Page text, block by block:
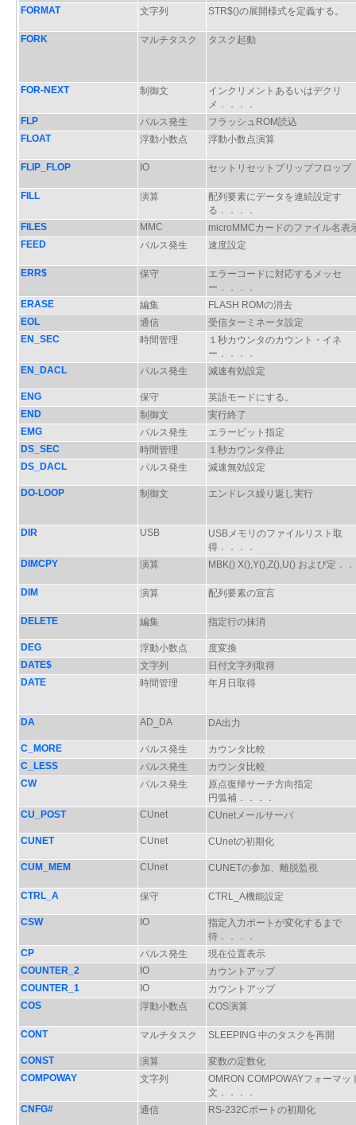
FORMAT 文字列 STR$()の展開様式を定義する。
FORK マルチタスク タスク起動
FOR-NEXT 制御文
インクリメントあるいはデクリ
メ．．．．
FLP
パルス発生
フラッシュROM読込
FLOAT
浮動小数点 浮動小数点演算
FLIP_FLOP IO セットリセットプリップフロップ
FILL 演算
配列要素にデータを連続設定す
る．．．．
FILES
MMC
microMMCカードのファイル名表
FEED
パルス発生 速度設定
ERR$ 保守
エラーコードに対応するメッセ
ー．．．．
ERASE
編集
FLASH ROMの消去
EOL
通信
受信ターミネータ設定
EN_SEC
時間管理
１秒カウンタのカウント・イネ
ー．．．．
EN_DACL
パルス発生 減速有効設定
ENG 保守
英語モードにする。
END
制御文
実行終了
EMG
パルス発生
エラービット指定
DS_SEC
時間管理
１秒カウンタ停止
DS_DACL
パルス発生 減速無効設定
DO-LOOP 制御文 エンドレス繰り返し実行
DIR USB
USBメモリのファイルリスト取
得．．．．
DIMCPY
演算 MBK() X(),Y(),Z(),U() および定．
DIM 演算 配列要素の宣言
DELETE 編集 指定行の抹消
DEG 浮動小数点
度変換
DATE$
文字列
日付文字列取得
DATE
時間管理 年月日取得
DA AD_DA DA出力
C_MORE パルス発生
カウンタ比較
C_LESS
パルス発生
カウンタ比較
CW
パルス発生
原点復帰サーチ方向指定
円弧補．．．．
CU_POST
CUnet CUnetメールサーバ
CUNET CUnet CUnetの初期化
CUM_MEM CUnet CUNETの参加、離脱監視
CTRL_A 保守 CTRL_A機能設定
CSW IO
指定入力ポートが変化するまで
待．．．．
CP
パルス発生
現在位置表示
COUNTER_2
IO
カウントアップ
COUNTER_1
IO
カウントアップ
COS
浮動小数点 COS演算
CONT マルチタスク SLEEPING 中のタスクを再開
CONST 演算
変数の定数化
COMPOWAY
文字列
OMRON COMPOWAYフォーマッ
文．．．．
CNFG#
通信 RS-232Cポートの初期化